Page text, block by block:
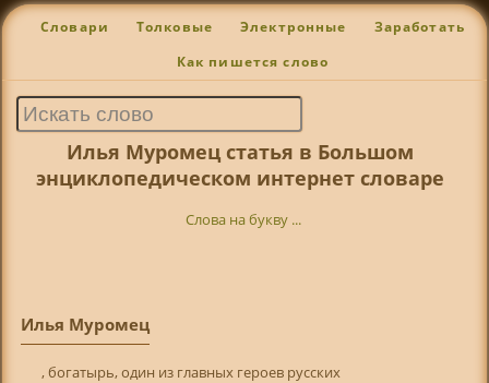
Словари Толковые Электронные Заработать
Как пишется слово
Илья Муромец статья в Большом
энциклопедическом интернет словаре
Слова на букву ...
Илья Муромец
, богатырь, один из главных героев русских